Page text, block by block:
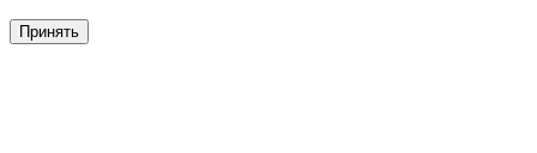
Принять